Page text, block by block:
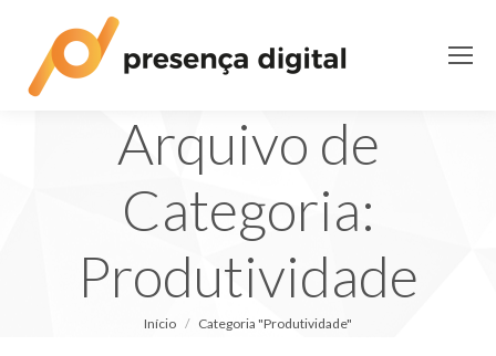
Arquivo de
Categoria:
Produtividade
Você está aqui:
Início Categoria "Produtividade"